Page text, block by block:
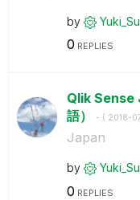
by
0 REPLIES
Qlik Sense
語）
- ( ‎2018-
Japan
by
0 REPLIES